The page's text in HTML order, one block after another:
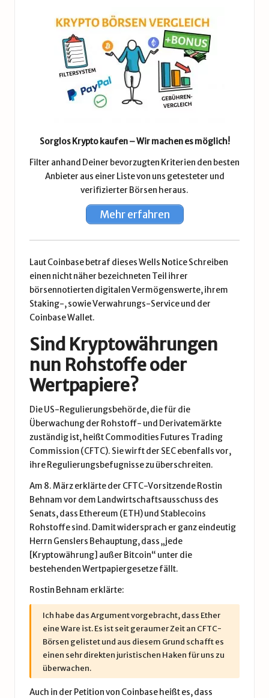
Sorglos Krypto kaufen – Wir machen es möglich!
Filter anhand Deiner bevorzugten Kriterien den besten
Anbieter aus einer Liste von uns getesteter und
verifizierter Börsen heraus.
Mehr erfahren
Laut Coinbase betraf diesesWells Notice Schreiben
einen nicht näher bezeichneten Teil ihrer
börsennotierten digitalen Vermögenswerte, ihrem
Staking-, sowie Verwahrungs-Service und der
Coinbase Wallet.
Sind Kryptowährungen
nun Rohstoffe oder
Wertpapiere?
Die US-Regulierungsbehörde, die für die
Überwachung der Rohstoff- und Derivatemärkte
zuständig ist, heißt Commodities Futures Trading
Commission (CFTC). Sie wirft der SEC ebenfalls vor,
ihre Regulierungsbefugnisse zu überschreiten.
Am 8. Märzerklärteder CFTC-Vorsitzende Rostin
Behnam vor dem Landwirtschaftsausschuss des
Senats, dass Ethereum (ETH) und Stablecoins
Rohstoffe sind. Damit widersprach er ganz eindeutig
Herrn Genslers Behauptung, dass „jede
[Kryptowährung] außer Bitcoin“ unter die
bestehenden Wertpapiergesetze fällt.
Rostin Behnam erklärte:
Ich habe das Argument vorgebracht, dass Ether
eine Ware ist. Es ist seit geraumer Zeit an CFTC-
Börsen gelistet und aus diesem Grund schafft es
einen sehr direkten juristischen Haken für uns zu
überwachen.
Auch in der Petition von Coinbase heißt es, dass